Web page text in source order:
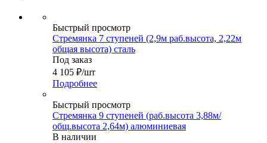
Быстрый просмотр
Стремянка 7 ступеней (2,9м раб.высота, 2,22м
общая высота) сталь
Под заказ
4 105 ₽/шт
Подробнее
Быстрый просмотр
Стремянка 9 ступеней (раб.высота 3,88м/
общ.высота 2,64м) алюминиевая
В наличии